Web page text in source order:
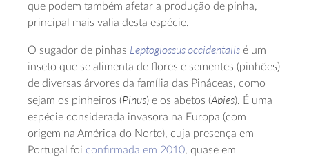
que podem também afetar a produção de pinha,
principal mais valia desta espécie.
O sugador de pinhas Leptoglossus occidentalis é um
inseto que se alimenta de flores e sementes (pinhões)
de diversas árvores da família das Pináceas, como
sejam os pinheiros (Pinus) e os abetos (Abies). É uma
espécie considerada invasora na Europa (com
origem na América do Norte), cuja presença em
Portugal foi confirmada em 2010, quase em